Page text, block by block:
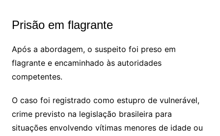
Prisão em flagrante
Após a abordagem, o suspeito foi preso em
flagrante e encaminhado às autoridades
competentes.
O caso foi registrado como estupro de vulnerável,
crime previsto na legislação brasileira para
situações envolvendo vítimas menores de idade ou